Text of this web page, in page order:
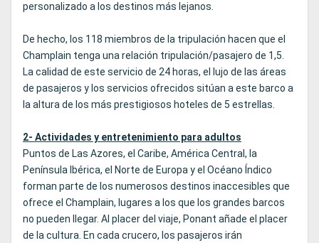
personalizado a los destinos más lejanos.
De hecho, los 118 miembros de la tripulación hacen que el
Champlain tenga una relación tripulación/pasajero de 1,5.
La calidad de este servicio de 24 horas, el lujo de las áreas
de pasajeros y los servicios ofrecidos sitúan a este barco a
la altura de los más prestigiosos hoteles de 5 estrellas.
2- Actividades y entretenimiento para adultos
Puntos de Las Azores, el Caribe, América Central, la
Península Ibérica, el Norte de Europa y el Océano Índico
forman parte de los numerosos destinos inaccesibles que
ofrece el Champlain, lugares a los que los grandes barcos
no pueden llegar. Al placer del viaje, Ponant añade el placer
de la cultura. En cada crucero, los pasajeros irán